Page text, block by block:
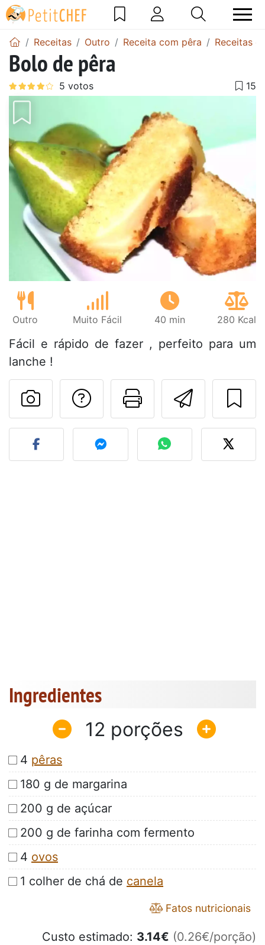
Receitas Outro Receita com pêra Receitas
Bolo de pêra
Outro Muito Fácil 40 min 280 Kcal
Fácil e rápido de fazer , perfeito para um
lanche !
Imprima
Falar com o autor
Fez esta receita?
Ingredientes
12
4 pêras
180 g de margarina
200 g de açúcar
200 g de farinha com fermento
4 ovos
1 colher de chá de canela
Fatos nutricionais
Custo estimado: 3.14€ (0.26€/porção)